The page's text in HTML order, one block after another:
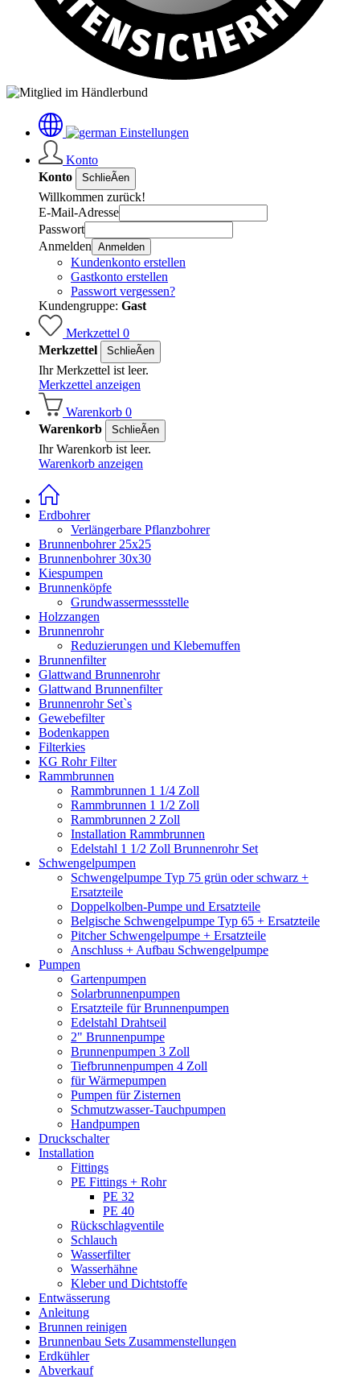
Einstellungen
Konto
Konto
SchlieÃen
Willkommen zurück!
E-Mail-Adresse
Passwort
Anmelden Anmelden
Kundenkonto erstellen
Gastkonto erstellen
Passwort vergessen?
Kundengruppe: Gast
Merkzettel 0
Merkzettel
SchlieÃen
Ihr Merkzettel ist leer.
Merkzettel anzeigen
Warenkorb 0
Warenkorb
SchlieÃen
Ihr Warenkorb ist leer.
Warenkorb anzeigen
Erdbohrer
Verlängerbare Pflanzbohrer
Brunnenbohrer 25x25
Brunnenbohrer 30x30
Kiespumpen
Brunnenköpfe
Grundwassermessstelle
Holzzangen
Brunnenrohr
Reduzierungen und Klebemuffen
Brunnenfilter
Glattwand Brunnenrohr
Glattwand Brunnenfilter
Brunnenrohr Set`s
Gewebefilter
Bodenkappen
Filterkies
KG Rohr Filter
Rammbrunnen
Rammbrunnen 1 1/4 Zoll
Rammbrunnen 1 1/2 Zoll
Rammbrunnen 2 Zoll
Installation Rammbrunnen
Edelstahl 1 1/2 Zoll Brunnenrohr Set
Schwengelpumpen
Schwengelpumpe Typ 75 grün oder schwarz +
Ersatzteile
Doppelkolben-Pumpe und Ersatzteile
Belgische Schwengelpumpe Typ 65 + Ersatzteile
Pitcher Schwengelpumpe + Ersatzteile
Anschluss + Aufbau Schwengelpumpe
Pumpen
Gartenpumpen
Solarbrunnenpumpen
Ersatzteile für Brunnenpumpen
Edelstahl Drahtseil
2" Brunnenpumpe
Brunnenpumpen 3 Zoll
Tiefbrunnenpumpen 4 Zoll
für Wärmepumpen
Pumpen für Zisternen
Schmutzwasser-Tauchpumpen
Handpumpen
Druckschalter
Installation
Fittings
PE Fittings + Rohr
PE 32
PE 40
Rückschlagventile
Schlauch
Wasserfilter
Wasserhähne
Kleber und Dichtstoffe
Entwässerung
Anleitung
Brunnen reinigen
Brunnenbau Sets Zusammenstellungen
Erdkühler
Abverkauf